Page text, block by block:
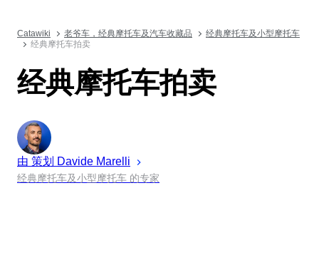
Catawiki 老爷车，经典摩托车及汽车收藏品
经典摩托车及小型摩托车
经典摩托车拍卖
经典摩托车拍卖
由 策划 Davide Marelli
经典摩托车及小型摩托车 的专家